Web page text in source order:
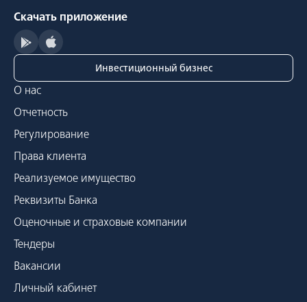
Скачать приложение
Инвестиционный бизнес
О нас
Отчетность
Регулирование
Права клиента
Реализуемое имущество
Реквизиты Банка
Оценочные и страховые компании
Тендеры
Вакансии
Личный кабинет